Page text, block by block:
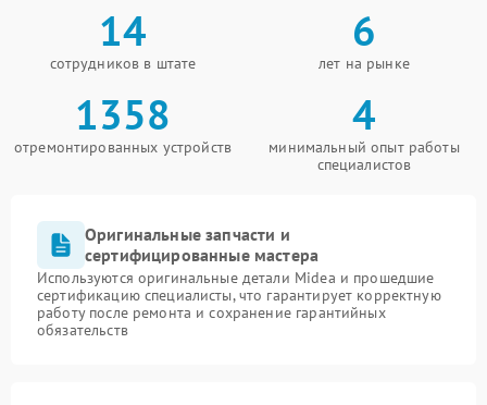
14
сотрудников в штате
6
лет на рынке
1358
отремонтированных устройств
4
минимальный опыт работы
специалистов
Оригинальные запчасти и
сертифицированные мастера
Используются оригинальные детали Midea и прошедшие
сертификацию специалисты, что гарантирует корректную
работу после ремонта и сохранение гарантийных
обязательств